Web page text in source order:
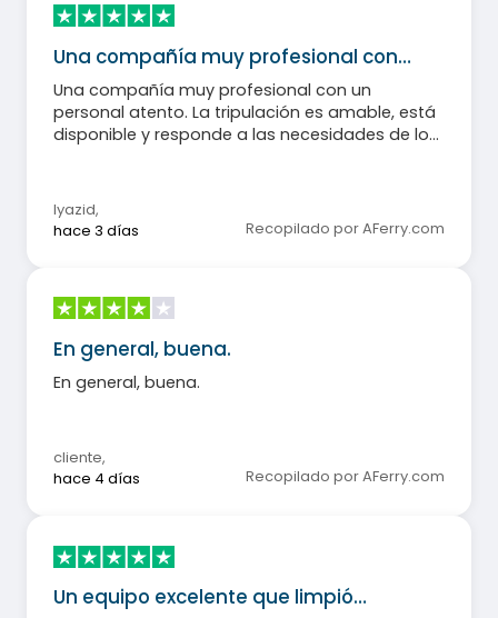
Una compañía muy profesional con…
Una compañía muy profesional con un
personal atento. La tripulación es amable, está
disponible y responde a las necesidades de los
lyazid,
hace 3 días
Recopilado por AFerry.com
En general, buena.
En general, buena.
cliente,
hace 4 días
Recopilado por AFerry.com
Un equipo excelente que limpió…